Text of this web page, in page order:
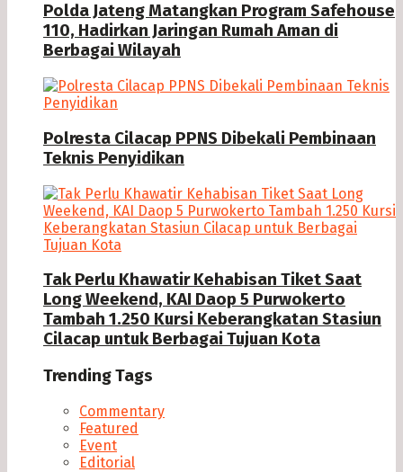
Polda Jateng Matangkan Program Safehouse
110, Hadirkan Jaringan Rumah Aman di
Berbagai Wilayah
Polresta Cilacap PPNS Dibekali Pembinaan
Teknis Penyidikan
Tak Perlu Khawatir Kehabisan Tiket Saat
Long Weekend, KAI Daop 5 Purwokerto
Tambah 1.250 Kursi Keberangkatan Stasiun
Cilacap untuk Berbagai Tujuan Kota
Trending Tags
Commentary
Featured
Event
Editorial